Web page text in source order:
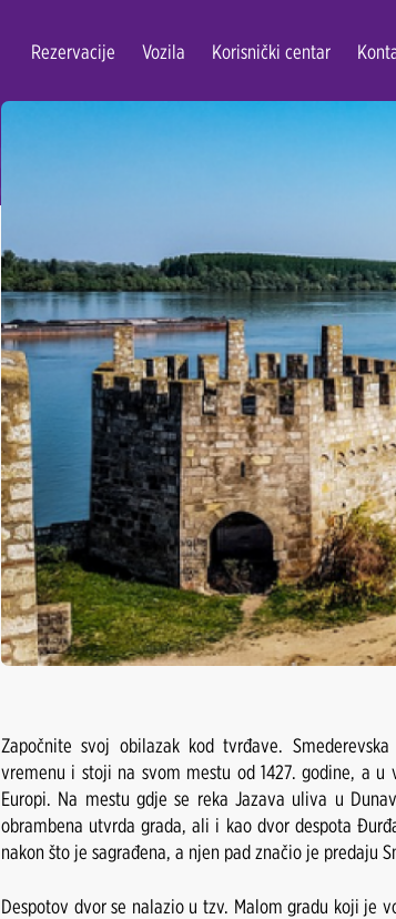
Rezervacije Vozila Korisnički centar
Započnite svoj obilazak kod tvrđave.
vremenu i stoji na svom mestu od 1427. godine, a
Europi. Na mestu gdje se reka Jazava uliva u
obrambena utvrda grada, ali i kao dvor despota
nakon što je sagrađena, a njen pad značio je predaju
Despotov dvor se nalazio u tzv. Malom gradu koji je